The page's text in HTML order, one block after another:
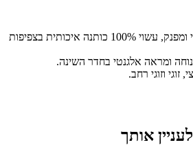
סט מצעים בט פסים קלאסי ומפנק, עשוי 100% כותנה איכותית בצפיפות
ומראה אלגנטי בחדר השינה.
זוגי וזוגי רחב.
אותך